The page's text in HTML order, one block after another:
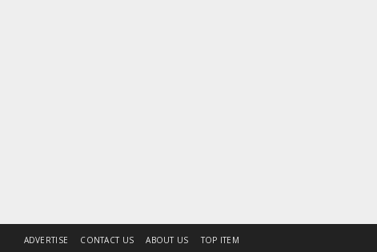
ADVERTISE CONTACT US ABOUT US TOP ITEM